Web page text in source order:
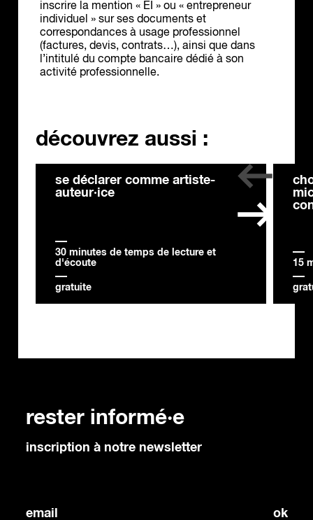
inscrire la mention « EI » ou « entrepreneur
individuel » sur ses documents et
correspondances à usage professionnel
(factures, devis, contrats…), ainsi que dans
l’intitulé du compte bancaire dédié à son
activité professionnelle.
découvrez aussi :
se déclarer comme artiste-
auteur·ice
30 minutes de temps de lecture et
d'écoute
gratuite
15
rester informé·e
inscription à notre newsletter